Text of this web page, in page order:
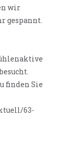
wir
gespannt.
finden Sie
63-